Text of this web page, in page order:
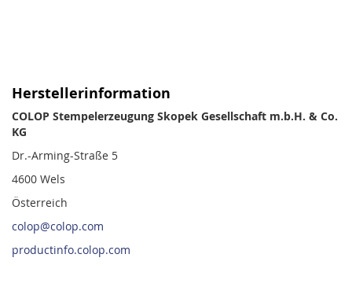
Herstellerinformation
COLOP Stempelerzeugung Skopek Gesellschaft m.b.H. & Co.
KG
Dr.-Arming-Straße 5
4600 Wels
Österreich
colop@colop.com
productinfo.colop.com